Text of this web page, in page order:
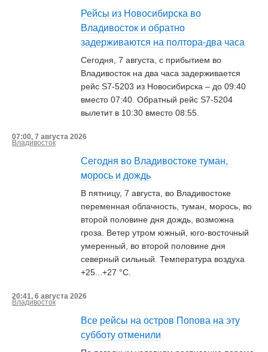
Рейсы из Новосибирска во
Владивосток и обратно
задерживаются на полтора-два часа
Сегодня, 7 августа, с прибытием во
Владивосток на два часа задерживается
рейс S7-5203 из Новосибирска – до 09:40
вместо 07:40. Обратный рейс S7-5204
вылетит в 10:30 вместо 08:55.
07:00, 7 августа 2026
Владивосток
Сегодня во Владивостоке туман,
морось и дождь
В пятницу, 7 августа, во Владивостоке
переменная облачность, туман, морось, во
второй половине дня дождь, возможна
гроза. Ветер утром южный, юго-восточный
умеренный, во второй половине дня
северный сильный. Температура воздуха
+25...+27 °С.
20:41, 6 августа 2026
Владивосток
Все рейсы на остров Попова на эту
субботу отменили